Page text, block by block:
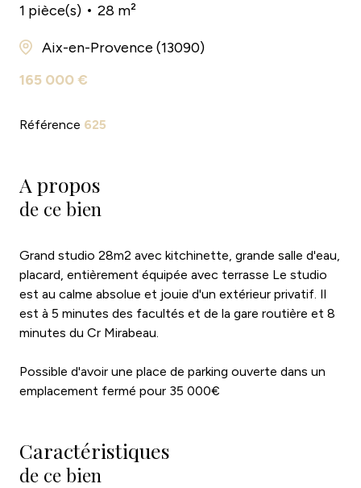
1 pièce(s)
28 m²
Aix-en-Provence (13090)
165 000 €
Référence 625
A propos
de ce bien
Grand studio 28m2 avec kitchinette, grande salle d'eau,
placard, entièrement équipée avec terrasse Le studio
est au calme absolue et jouie d'un extérieur privatif. Il
est à 5 minutes des facultés et de la gare routière et 8
minutes du Cr Mirabeau.
Possible d'avoir une place de parking ouverte dans un
emplacement fermé pour 35 000€
Caractéristiques
de ce bien